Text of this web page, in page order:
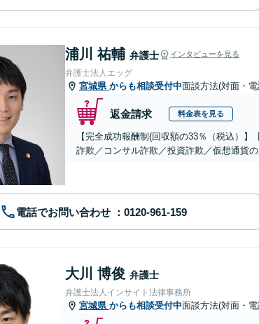
浦川 祐輔 弁護士 インタビューを見る
弁護士法人エッグ
宮城県 からも相談受付中面談方法(対面・
返金請求 料金表を見る
【完全成功報酬制(回収額の33％（税込）
詐欺／コンサル詐欺／投資詐欺／仮想通貨
電話でお問い合わせ
大川 博俊 弁護士
弁護士法人インサイト法律事務所
宮城県 からも相談受付中面談方法(対面・